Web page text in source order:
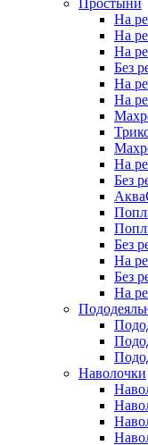
Простыни
На
На
На
Без
На
На
На
Без
Без
На
Без
На
Наволочки